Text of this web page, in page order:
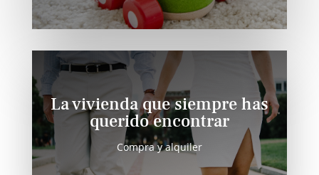
La vivienda que siempre has
querido encontrar
Compra y alquiler